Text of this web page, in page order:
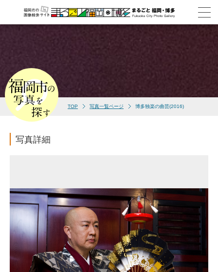
TOP 写真一覧ページ 博多独楽の曲芸(2016)
写真詳細